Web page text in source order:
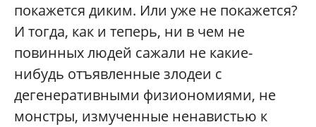
покажется диким. Или уже не покажется?
И тогда, как и теперь, ни в чем не
повинных людей сажали не какие-
нибудь отъявленные злодеи с
дегенеративными физиономиями, не
монстры, измученные ненавистью к